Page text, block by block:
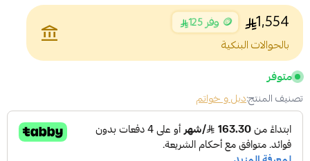
1,554 🪙 وفر 125
بالحوالات البنكية
account_balance
متوفر
تصنيف المنتج:دبل و خواتم